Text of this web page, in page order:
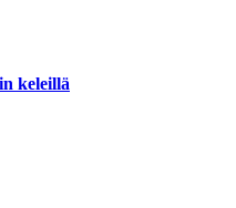
keleillä